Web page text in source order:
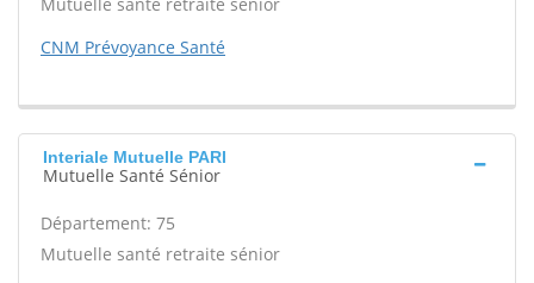
CNM Prévoyance Santé
Interiale Mutuelle PARI
Mutuelle Santé Sénior
Département: 75
Mutuelle santé retraite sénior